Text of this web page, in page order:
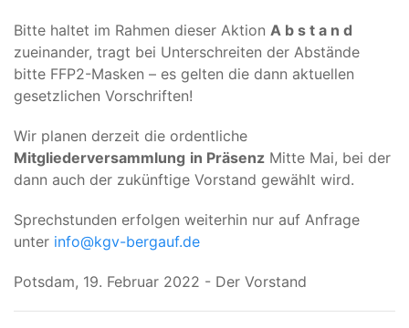
Bitte haltet im Rahmen dieser Aktion A b s t a n d
zueinander, tragt bei Unterschreiten der Abstände
bitte FFP2-Masken – es gelten die dann aktuellen
gesetzlichen Vorschriften!
Wir planen derzeit die ordentliche
Mitgliederversammlung in Präsenz Mitte Mai, bei der
dann auch der zukünftige Vorstand gewählt wird.
Sprechstunden erfolgen weiterhin nur auf Anfrage
unter info@kgv-bergauf.de
Potsdam, 19. Februar 2022 - Der Vorstand